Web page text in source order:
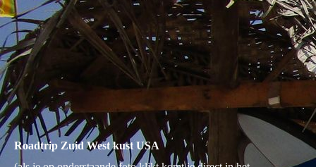
Roadtrip Zuid West kust USA